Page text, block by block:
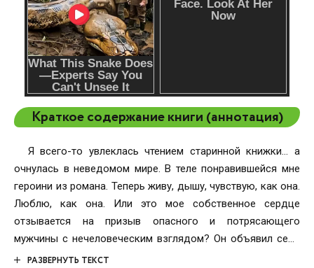
Краткое содержание книги (аннотация)
Я всего-то увлеклась чтением старинной книжки… а
очнулась в неведомом мире. В теле понравившейся мне
героини из романа. Теперь живу, дышу, чувствую, как она.
Люблю, как она. Или это мое собственное сердце
отзывается на призыв опасного и потрясающего
мужчины с нечеловеческим взглядом? Он объявил себя
моим мужем, и больше всего на свете хочется с этим
РАЗВЕРНУТЬ ТЕКСТ